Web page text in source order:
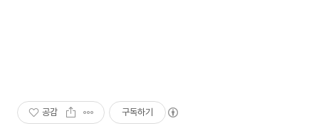
공감 구독하기